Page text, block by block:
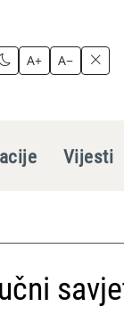
A+ A−
Vijesti